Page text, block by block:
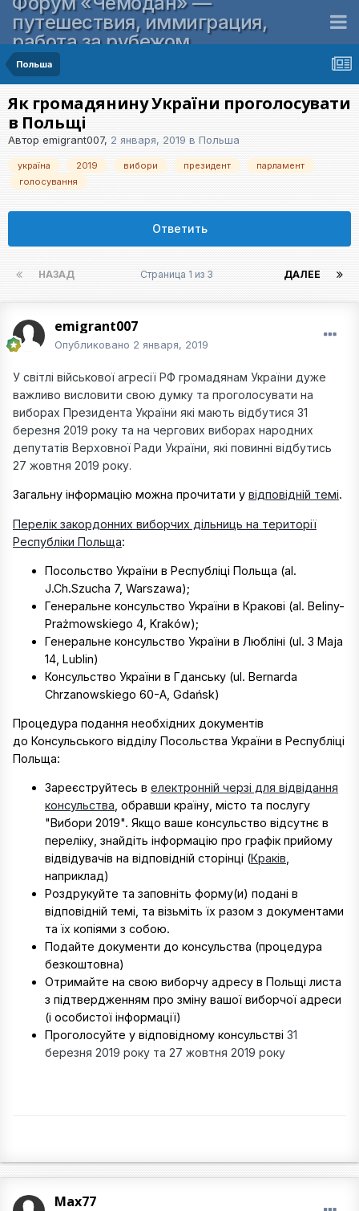
путешествия, иммиграция,
работа за рубежом
Польша
Як громадянину України проголосувати
в Польщі
Автор emigrant007, 2 января, 2019 в Польша
україна 2019 вибори президент
парламент
голосування
Ответить
НАЗАД ДАЛЕЕ
Страница 1 из 3
emigrant007
Опубликовано 2 января, 2019
У світлі військової агресії РФ громадянам України дуже
важливо висловити свою думку та проголосувати на
виборах Президента України які мають відбутися 31
березня 2019 року та на чергових виборах народних
депутатів Верховної Ради України, які повинні відбутись
27 жовтня 2019 року.
Загальну інформацію можна прочитати у відповідній темі.
Перелік закордонних виборчих дільниць на території
Республіки Польща:
Посольство України в Республіці Польща (al.
J.Ch.Szucha 7, Warszawa);
Генеральне консульство України в Кракові (al. Beliny-
Prażmowskiego 4, Kraków);
Генеральне консульство України в Любліні (ul. 3 Maja
14, Lublin)
Консульство України в Гданську (ul. Bernarda
Chrzanowskiego 60-A, Gdańsk)
Процедура подання необхідних документів
до Консульського відділу Посольства України в Республіці
Польща:
Зареєструйтесь в електронній черзі для відвідання
консульства, обравши країну, місто та послугу
"Вибори 2019". Якщо ваше консульство відсутнє в
переліку, знайдіть інформацію про графік прийому
відвідувачів на відповідній сторінці (Краків,
наприклад)
Роздрукуйте та заповніть форму(и) подані в
відповідній темі, та візьміть їх разом з документами
та їх копіями з собою.
Подайте документи до консульства (процедура
безкоштовна)
Отримайте на свою виборчу адресу в Польщі листа
з підтвердженням про зміну вашої виборчої адреси
(і особистої інформації)
Проголосуйте у відповідному консульстві 31
березня 2019 року та 27 жовтня 2019 року
Max77